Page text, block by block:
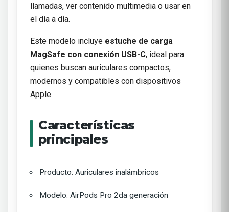
llamadas, ver contenido multimedia o usar en
el día a día.
Este modelo incluye estuche de carga
MagSafe con conexión USB-C, ideal para
quienes buscan auriculares compactos,
modernos y compatibles con dispositivos
Apple.
Características
principales
Producto: Auriculares inalámbricos
Modelo: AirPods Pro 2da generación